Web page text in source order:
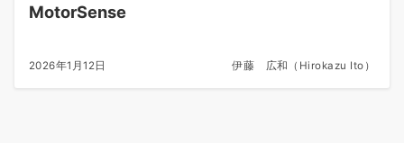
MotorSense
2026年1月12日 伊藤 広和（Hirokazu Ito）